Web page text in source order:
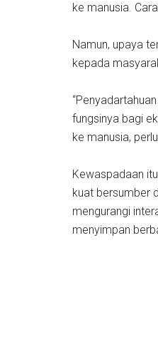
ke manusia.
Namun, upaya
kepada
fungsinya bagi
ke manusia,
Kewaspadaan
kuat bersumber
mengurangi
menyimpan